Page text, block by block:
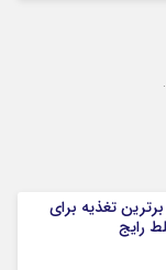
تغذیه برای
رایج